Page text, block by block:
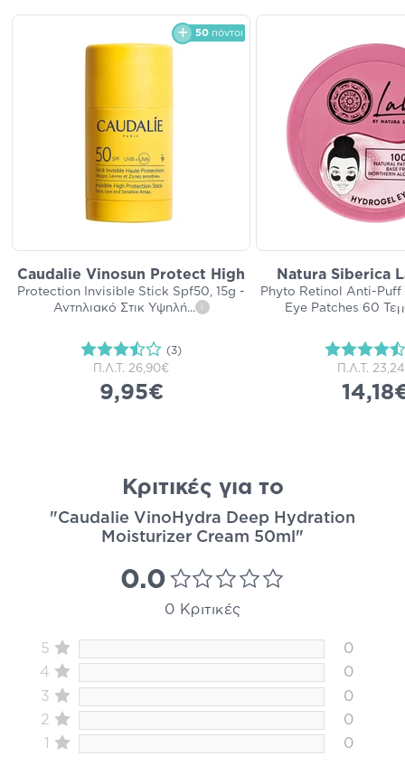
50 πόντοι
Caudalie Vinosun Protect High
Protection Invisible Stick Spf50, 15g -
Αντηλιακό Στικ Υψηλή... i
(3)
Π.Λ.Τ. 26,90€
9,95€
Natura Siberica
Phyto Retinol Anti-Puff
Eye Patches 60
Π.Λ.Τ.
Κριτικές για το
"Caudalie VinoHydra Deep Hydration
Moisturizer Cream 50ml"
0.0
0 Κριτικές
5
0
4
0
3
0
2
0
1
0